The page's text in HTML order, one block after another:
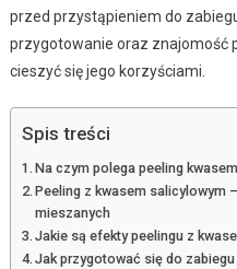
przed przystąpieniem do
przygotowanie oraz znajomość
cieszyć się jego korzyściami.
Spis treści
Na czym polega peeling
Peeling z kwasem salicylowym
mieszanych
Jakie są efekty peelingu z
Jak przygotować się do zabiegu